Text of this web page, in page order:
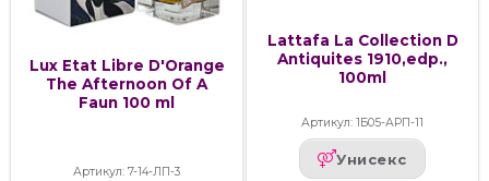
Lux Etat Libre D'Orange
The Afternoon Of A
Faun 100 ml
Артикул: 7-14-ЛП-3
Lattafa La Collection D
Antiquites 1910,edp.,
100ml
Артикул: 1Б05-АРП-11
Унисекс